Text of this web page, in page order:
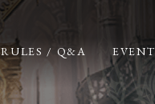
RULES / Q&A EVENT